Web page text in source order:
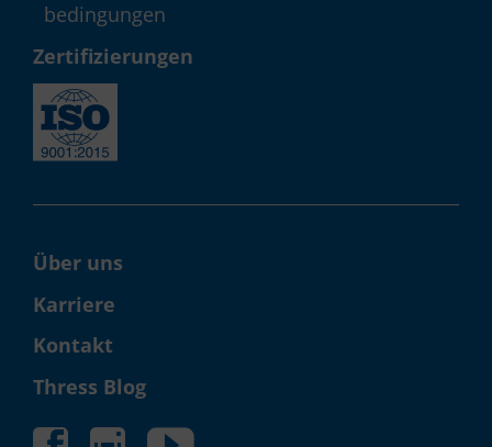
bedingungen
Zerti­fizie­rungen
Über uns
Karriere
Kontakt
Thress Blog